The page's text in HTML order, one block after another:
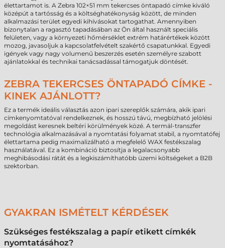
élettartamot is. A Zebra 102×51 mm tekercses öntapadó címke kiváló
középút a tartósság és a költséghatékonyság között, de minden
alkalmazási terület egyedi kihívásokat tartogathat. Amennyiben
bizonytalan a ragasztó tapadásában az Ön által használt speciális
felületen, vagy a környezeti hőmérséklet extrém határértékek között
mozog, javasoljuk a kapcsolatfelvételt szakértő csapatunkkal. Egyedi
igények vagy nagy volumenű beszerzés esetén személyre szabott
ajánlatokkal és technikai tanácsadással támogatjuk döntését.
ZEBRA TEKERCSES ÖNTAPADÓ CÍMKE -
KINEK AJÁNLOTT?
Ez a termék ideális választás azon ipari szereplők számára, akik ipari
címkenyomtatóval rendelkeznek, és hosszú távú, megbízható jelölési
megoldást keresnek beltéri körülmények közé. A termál-transzfer
technológia alkalmazásával a nyomtatási folyamat stabil, a nyomtatófej
élettartama pedig maximalizálható a megfelelő WAX festékszalag
használatával. Ez a kombináció biztosítja a legalacsonyabb
meghibásodási rátát és a legkiszámíthatóbb üzemi költségeket a B2B
szektorban.
GYAKRAN ISMÉTELT KÉRDÉSEK
Szükséges festékszalag a papír etikett címkék
nyomtatásához?